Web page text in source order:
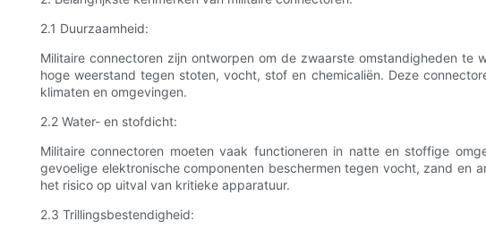
2.1 Duurzaamheid:
Militaire connectoren zijn ontworpen om de zwaarste omstandigheden te
hoge weerstand tegen stoten, vocht, stof en chemicaliën. Deze
klimaten en omgevingen.
2.2 Water- en stofdicht:
Militaire connectoren moeten vaak functioneren in natte en stoffige
gevoelige elektronische componenten beschermen tegen vocht, zand en
het risico op uitval van kritieke apparatuur.
2.3 Trillingsbestendigheid: